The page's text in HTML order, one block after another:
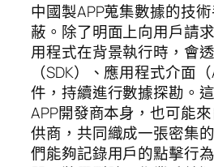
中國製APP蒐集數據的技
蔽。除了明面上向用戶請
用程式在背景執行時，會
（SDK）、應用程式介面
件，持續進行數據探勘。
APP開發商本身，也可能
供商，共同織成一張密集
們能夠記錄用戶的點擊行